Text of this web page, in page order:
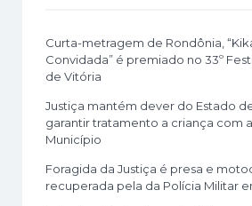
Curta-metragem de Rondônia,
Convidada” é premiado no 33º
de Vitória
Justiça mantém dever do Estado
garantir tratamento a criança com
Município
Foragida da Justiça é presa e
recuperada pela da Polícia Militar